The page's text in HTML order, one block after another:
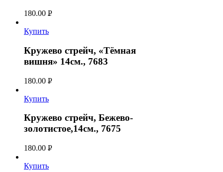
180.00 Р
Купить
Кружево стрейч, «Тёмная
вишня» 14см., 7683
180.00 Р
Купить
Кружево стрейч, Бежево-
золотистое,14см., 7675
180.00 Р
Купить